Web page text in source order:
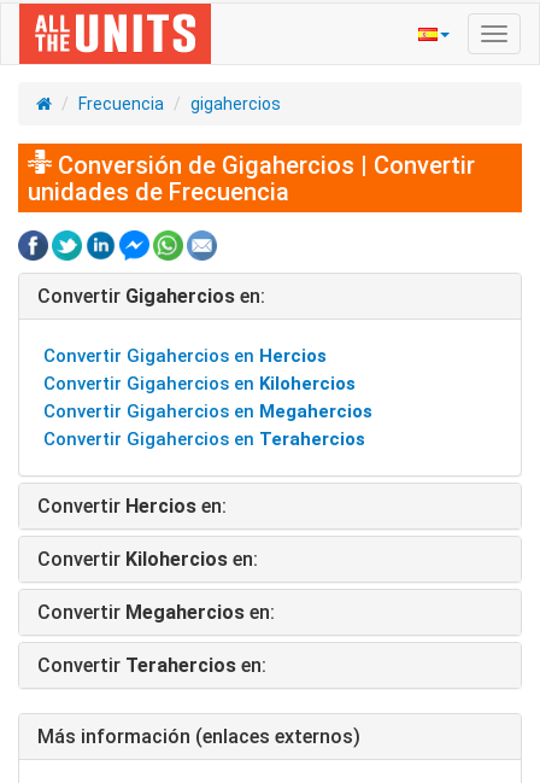
Frecuencia gigahercios
Conversión de Gigahercios | Convertir
unidades de Frecuencia
Convertir Gigahercios en:
Convertir Gigahercios en Hercios
Convertir Gigahercios en Kilohercios
Convertir Gigahercios en Megahercios
Convertir Gigahercios en Terahercios
Convertir Hercios en:
Convertir Kilohercios en:
Convertir Megahercios en:
Convertir Terahercios en:
Más información (enlaces externos)